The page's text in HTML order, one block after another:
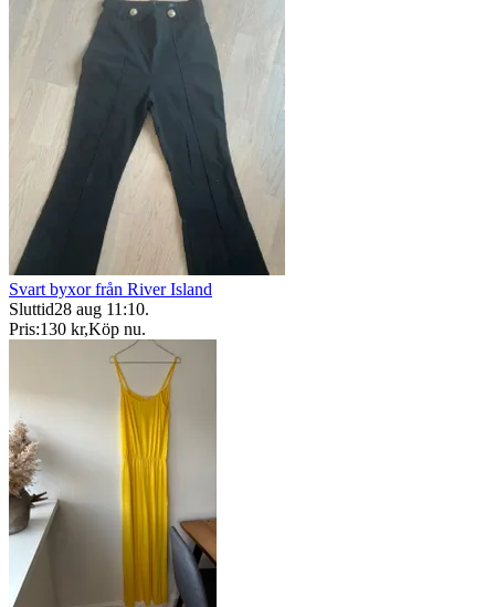
Svart byxor från River Island
Sluttid28 aug 11:10.
Pris:130 kr,Köp nu.